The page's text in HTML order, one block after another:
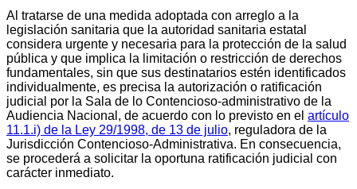
Al tratarse de una medida adoptada con arreglo a la
legislación sanitaria que la autoridad sanitaria estatal
considera urgente y necesaria para la protección de la salud
pública y que implica la limitación o restricción de derechos
fundamentales, sin que sus destinatarios estén identificados
individualmente, es precisa la autorización o ratificación
judicial por la Sala de lo Contencioso-administrativo de la
Audiencia Nacional, de acuerdo con lo previsto en el artículo
11.1.i) de la Ley 29/1998, de 13 de julio, reguladora de la
Jurisdicción Contencioso-Administrativa. En consecuencia,
se procederá a solicitar la oportuna ratificación judicial con
carácter inmediato.